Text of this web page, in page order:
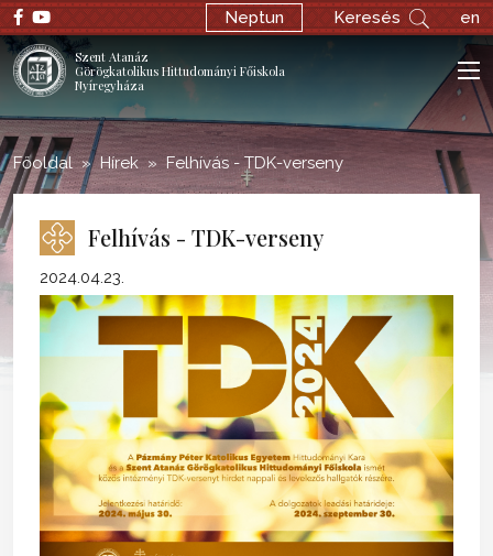
; Neptun Keresés en
Szent Atanáz
Görögkatolikus Hittudományi Főiskola
Nyíregyháza
Főoldal Hírek Felhívás - TDK-verseny
Felhívás - TDK-verseny
2024.04.23.